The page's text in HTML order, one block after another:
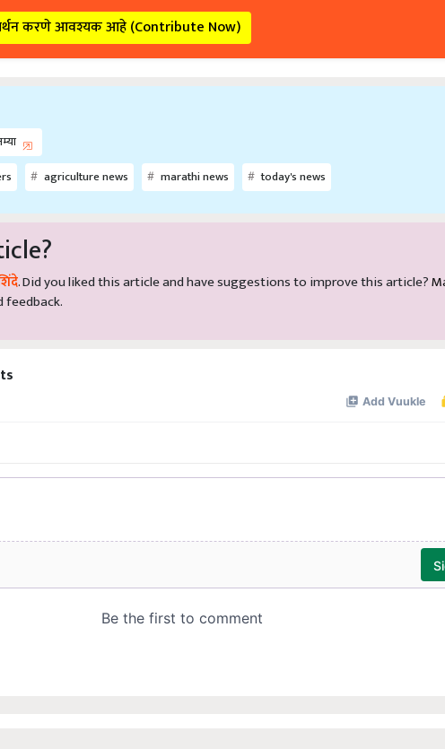
करणे आवश्यक आहे (Contribute Now)
agriculture news marathi news today's news
. Did you liked this article and have suggestions to improve this article?
feedback.